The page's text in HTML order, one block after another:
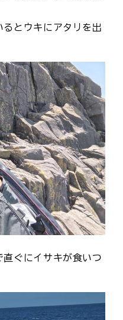
るとウキにアタリを出
ぐにイサキが食いつ